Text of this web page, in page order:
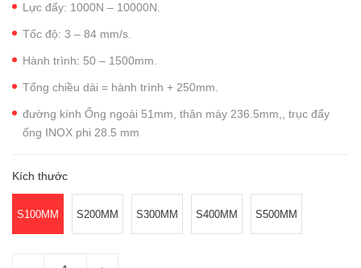
Lực đẩy: 1000N – 10000N.
Tốc độ: 3 – 84 mm/s.
Hành trình: 50 – 1500mm.
Tổng chiều dài = hành trình + 250mm.
đường kính Ống ngoài 51mm, thân máy 236.5mm,, trục đẩy
ống INOX phi 28.5 mm
Kích thước
S100MM S200MM S300MM S400MM S500MM